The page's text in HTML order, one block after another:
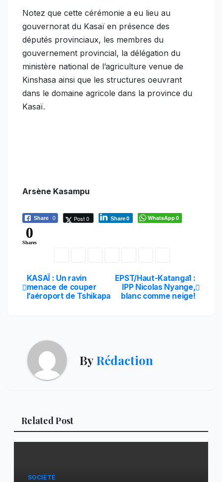
Notez que cette cérémonie a eu lieu au
gouvernorat du Kasaï en présence des
députés provinciaux, les membres du
gouvernement provincial, la délégation du
ministère national de l’agriculture venue de
Kinshasa ainsi que les structures oeuvrant
dans le domaine agricole dans la province du
Kasaï.
Arsène Kasampu
Share 0 Post 0 Share0 WhatsApp0
0
Shares
Navigation
de
EPST/Haut-Katanga1 :
IPP Nicolas Nyange,
blanc comme neige!
KASAÏ : Un ravin
menace de couper
l’aéroport de Tshikapa
ByRédaction
Related Post
SOCIÉTÉ